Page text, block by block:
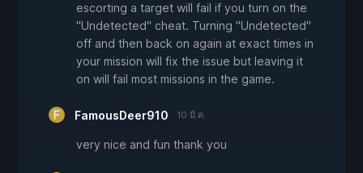
escorting a target will fail if you turn on the
"Undetected" cheat. Turning "Undetected"
off and then back on again at exact times in
your mission will fix the issue but leaving it
on will fail most missions in the game.
FamousDeer910 10 มี.ค.
very nice and fun thank you